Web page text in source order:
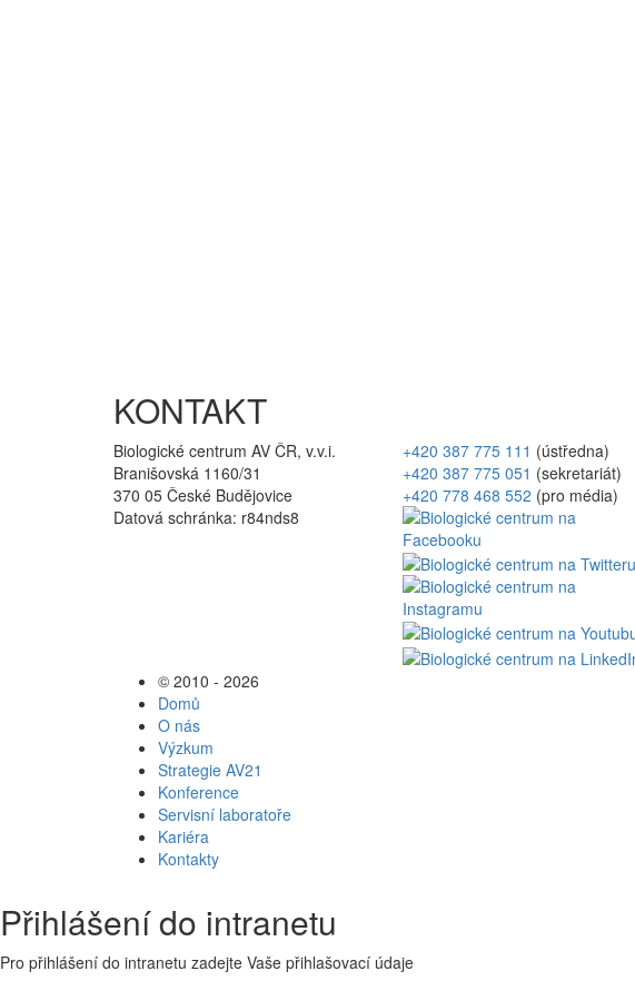
KONTAKT
Biologické centrum AV ČR, v.v.i.
Branišovská 1160/31
370 05 České Budějovice
Datová schránka: r84nds8
+420 387 775 111 (ústředna)
+420 387 775 051 (sekretariát)
+420 778 468 552 (pro média)
© 2010 - 2026
Domů
O nás
Výzkum
Strategie AV21
Konference
Servisní laboratoře
Kariéra
Kontakty
Přihlášení do intranetu
Pro přihlášení do intranetu zadejte Vaše přihlašovací údaje